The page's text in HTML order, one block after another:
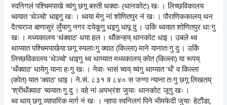
स्वनिगलं पश्चिमपाखे च्वंगु छगू बस्ती थक्वाः (थानकोट) खः । लिच्छविकालय
थ्वयात ‘थेञ्चो’ धाइगु खः । थ्वया मेगु नां शोणितपुर नं खः । पौराणिककालय् थन
दैत्यराज बाणासुरं लुँयागु नगर दयेकूगु धइगु धापू दु । उकिं थ्वयात शोणितपुर धाःगु
खः । मध्यकालय ‘थंक्वाठ’ धया हल । थौंकन्हय् थानकोट धाइ । उबले थ्व
थाय्यात पश्चिमपाखेया छगू स्यलाःगु क्वाठ (किल्ला) माने यानातःगु दु । उकिं
लिच्छविकालय ‘थेञ्चो’ धाइगु थ्व थाय्यात मध्यकालय् कोत (किल्ला) या रूपय्
‘थँक्वाठ’ धायेगु याना हःगु खः । नेवाः भासं च्वय् च्वंगु थाय्यात ‘थँ’ व किल्ला
(कोत) यात ‘क्वाठ’ धाइ । ने.सं. ८३१ व ८४० स जग्गा न्याना तःगु छगू लिखतय्
‘श्रीथँक्वाठ’ च्वयातःगु दु । वहे नां अपभ्रंश जुयाः थानकोट जूगु खः ।
थ्व थाय् छगू व्यापारिक मार्ग नं खः । न्हापा स्वनिलगं पिने भीमफेदी जुयाः हेटाैंडा,